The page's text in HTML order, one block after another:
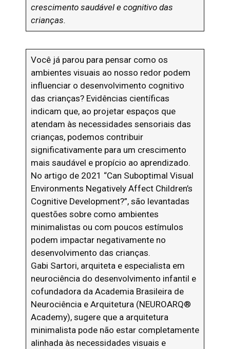
crescimento saudável e cognitivo das
crianças.
Você já parou para pensar como os
ambientes visuais ao nosso redor podem
influenciar o desenvolvimento cognitivo
das crianças? Evidências científicas
indicam que, ao projetar espaços que
atendam às necessidades sensoriais das
crianças, podemos contribuir
significativamente para um crescimento
mais saudável e propício ao aprendizado.
No artigo de 2021 “Can Suboptimal Visual
Environments Negatively Affect Children’s
Cognitive Development?”, são levantadas
questões sobre como ambientes
minimalistas ou com poucos estímulos
podem impactar negativamente no
desenvolvimento das crianças.
Gabi Sartori, arquiteta e especialista em
neurociência do desenvolvimento infantil e
cofundadora da Academia Brasileira de
Neurociência e Arquitetura (NEUROARQ®️
Academy), sugere que a arquitetura
minimalista pode não estar completamente
alinhada às necessidades visuais e